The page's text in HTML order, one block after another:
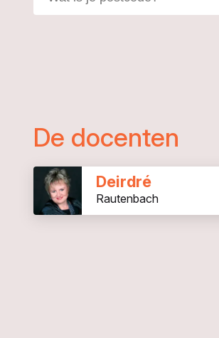
De docenten
Deirdré
Rautenbach